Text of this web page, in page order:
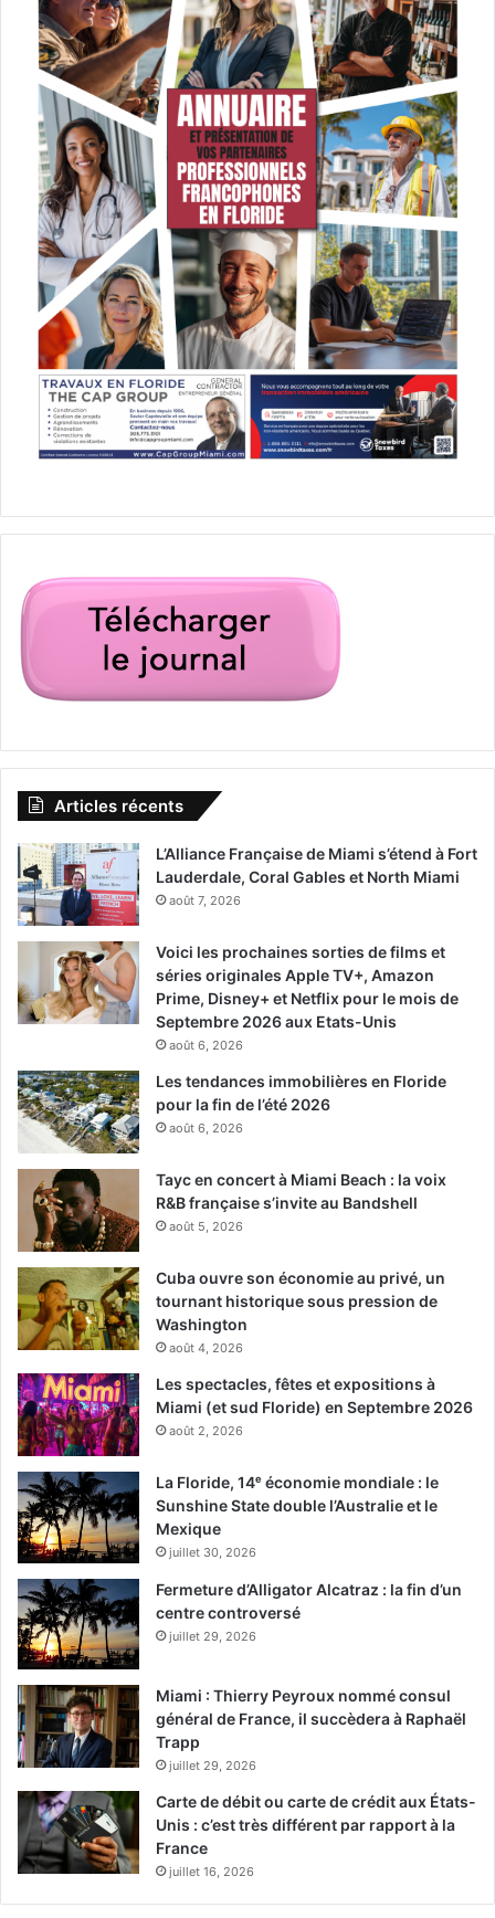
Articles récents
L’Alliance Française de Miami s’étend à Fort
Lauderdale, Coral Gables et North Miami
août 7, 2026
Voici les prochaines sorties de films et
séries originales Apple TV+, Amazon
Prime, Disney+ et Netflix pour le mois de
Septembre 2026 aux Etats-Unis
août 6, 2026
Les tendances immobilières en Floride
pour la fin de l’été 2026
août 6, 2026
Tayc en concert à Miami Beach : la voix
R&B française s’invite au Bandshell
août 5, 2026
Cuba ouvre son économie au privé, un
tournant historique sous pression de
Washington
août 4, 2026
Les spectacles, fêtes et expositions à
Miami (et sud Floride) en Septembre 2026
août 2, 2026
La Floride, 14ᵉ économie mondiale : le
Sunshine State double l’Australie et le
Mexique
juillet 30, 2026
Fermeture d’Alligator Alcatraz : la fin d’un
centre controversé
juillet 29, 2026
Miami : Thierry Peyroux nommé consul
général de France, il succèdera à Raphaël
Trapp
juillet 29, 2026
Carte de débit ou carte de crédit aux États-
Unis : c’est très différent par rapport à la
France
juillet 16, 2026